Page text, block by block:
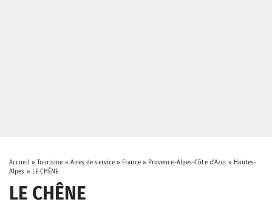
Accueil» Tourisme » Aires de service » France» Provence-Alpes-Côte d'Azur » Hautes-
Alpes » LE CHÊNE
LE CHÊNE